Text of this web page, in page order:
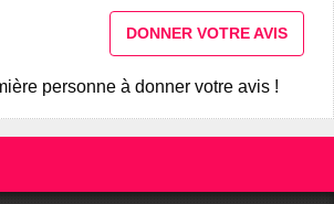
DONNER VOTRE AVIS
personne à donner votre avis !